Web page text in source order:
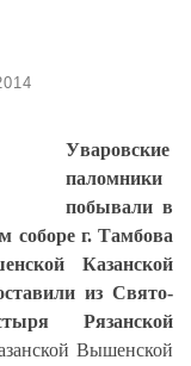
Уваровские
паломники
побывали в
соборе г. Тамбова
Казанской
из Свято-
Рязанской
Вышенской